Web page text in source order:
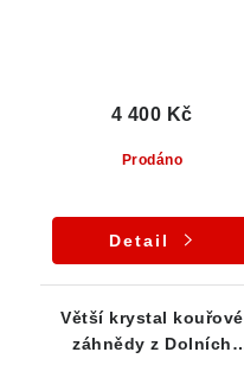
Prodáno
4 400 Kč
Detail
Větší krystal kouřové
záhnědy z Dolních